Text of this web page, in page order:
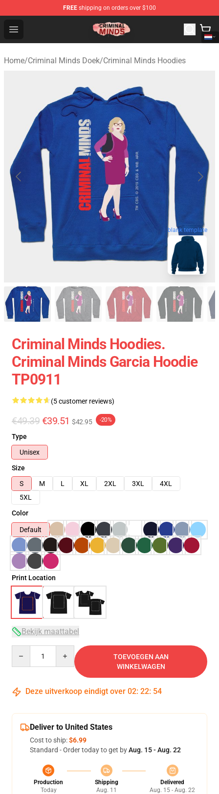
FREE shipping on orders over $100
Open menu
Criminal Minds Shop - Official Criminal Minds
Home/Criminal Minds Doek/Criminal Minds Hoodies
blank template
Criminal Minds Hoodies.
Criminal Minds Garcia Hoodie
TP0911
(5 customer reviews)
€49.39 €39.51 $42.95 -20%
Type
Unisex
Size
S
M L XL 2XL 3XL
4XL
5XL
Color
Default
Print Location
Bekijk maattabel
TOEVOEGEN AAN
WINKELWAGEN
Deze uitverkoop eindigt over 02: 22: 54
Deliver to United States
Cost to ship:$6.99
Standard - Order today to get byAug. 15 - Aug. 22
Production
Today
Shipping
Aug. 11
Delivered
Aug. 15 - Aug. 22